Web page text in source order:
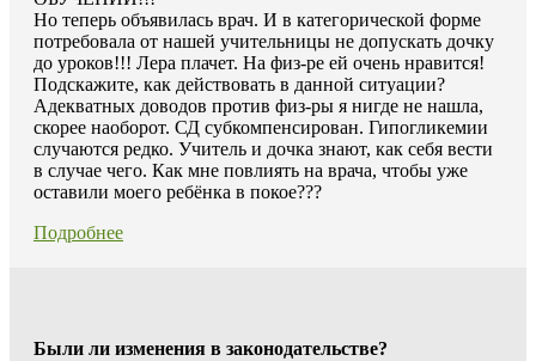
Но теперь объявилась врач. И в категорической форме
потребовала от нашей учительницы не допускать дочку
до уроков!!! Лера плачет. На физ-ре ей очень нравится!
Подскажите, как действовать в данной ситуации?
Адекватных доводов против физ-ры я нигде не нашла,
скорее наоборот. СД субкомпенсирован. Гипогликемии
случаются редко. Учитель и дочка знают, как себя вести
в случае чего. Как мне повлиять на врача, чтобы уже
оставили моего ребёнка в покое???
Подробнее
Были ли изменения в законодательстве?